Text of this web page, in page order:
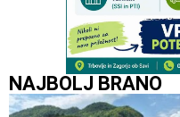
NAJBOLJ BRANO